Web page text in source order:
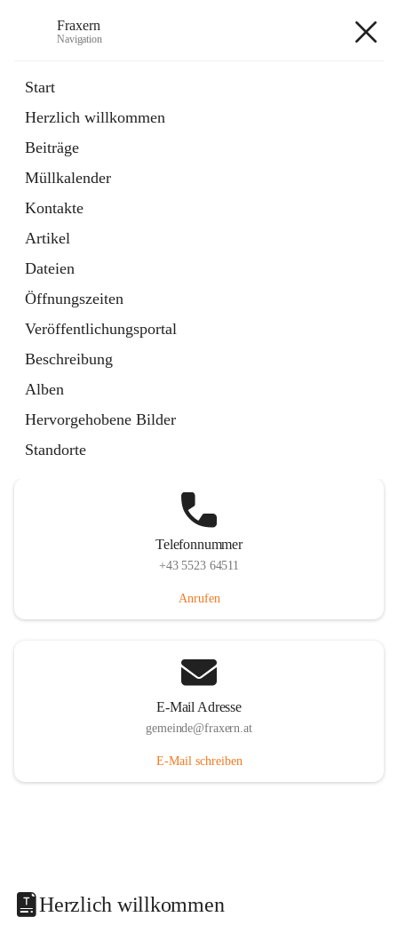
Fraxern
Navigation
Start
Herzlich willkommen
Beiträge
Müllkalender
Kontakte
Artikel
Dateien
Öffnungszeiten
Veröffentlichungsportal
Beschreibung
Alben
Hervorgehobene Bilder
Standorte
Ordner
in
Tab
Formulare
Artikel
öffnet
in
neuem
Tab
Telefonnummer
+43 5523 64511
Anrufen
E-Mail Adresse
gemeinde@fraxern.at
E-Mail schreiben
Herzlich willkommen